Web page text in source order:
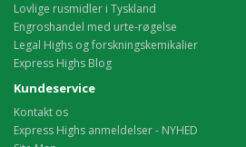
Lovlige rusmidler i Tyskland
Engroshandel med urte-røgelse
Legal Highs og forskningskemikalier
Express Highs Blog
Kundeservice
Kontakt os
Express Highs anmeldelser - NYHED